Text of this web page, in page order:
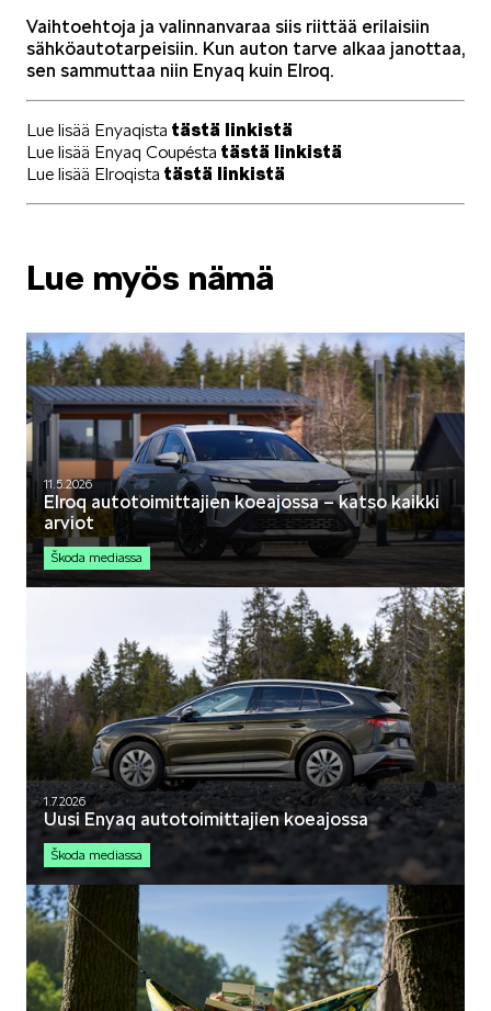
Vaihtoehtoja ja valinnanvaraa siis riittää erilaisiin
sähköautotarpeisiin. Kun auton tarve alkaa janottaa,
sen sammuttaa niin Enyaq kuin Elroq.
Lue lisää Enyaqista tästä linkistä
Lue lisää Enyaq Coupésta tästä linkistä
Lue lisää Elroqista tästä linkistä
Lue myös nämä
11.5.2026
Elroq autotoimittajien koeajossa – katso kaikki
arviot
Škoda mediassa
1.7.2026
Uusi Enyaq autotoimittajien koeajossa
Škoda mediassa